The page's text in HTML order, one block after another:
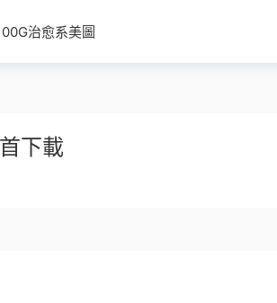
治愈系美圖
下載